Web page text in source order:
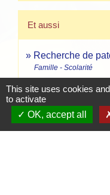
Et aussi
Recherche de
Famille - Scolarité
This site uses cookies
to activate
OK, accept all